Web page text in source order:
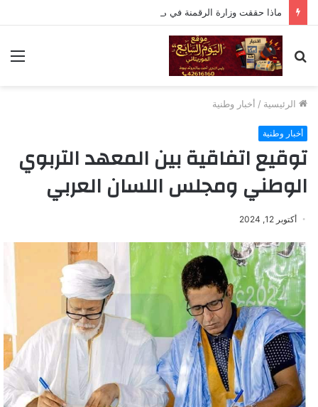
ماذا حققت وزارة الرقمنة في موريتانيا
بحث
عن
الرئيسية / أخبار وطنية
أخبار وطنية
توقيع اتفاقية بين المعهد التربوي
الوطني ومجلس اللسان العربي
أكتوبر 12, 2024